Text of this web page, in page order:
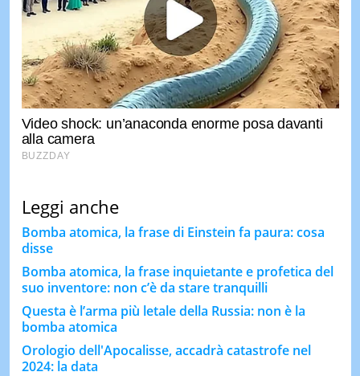
Leggi anche
Bomba atomica, la frase di Einstein fa paura: cosa
disse
Bomba atomica, la frase inquietante e profetica del
suo inventore: non c’è da stare tranquilli
Questa è l’arma più letale della Russia: non è la
bomba atomica
Orologio dell'Apocalisse, accadrà catastrofe nel
2024: la data